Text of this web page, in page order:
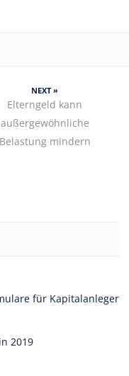
NEXT »
Elterngeld kann
außergewöhnliche
Belastung mindern
für Kapitalanleger
2019